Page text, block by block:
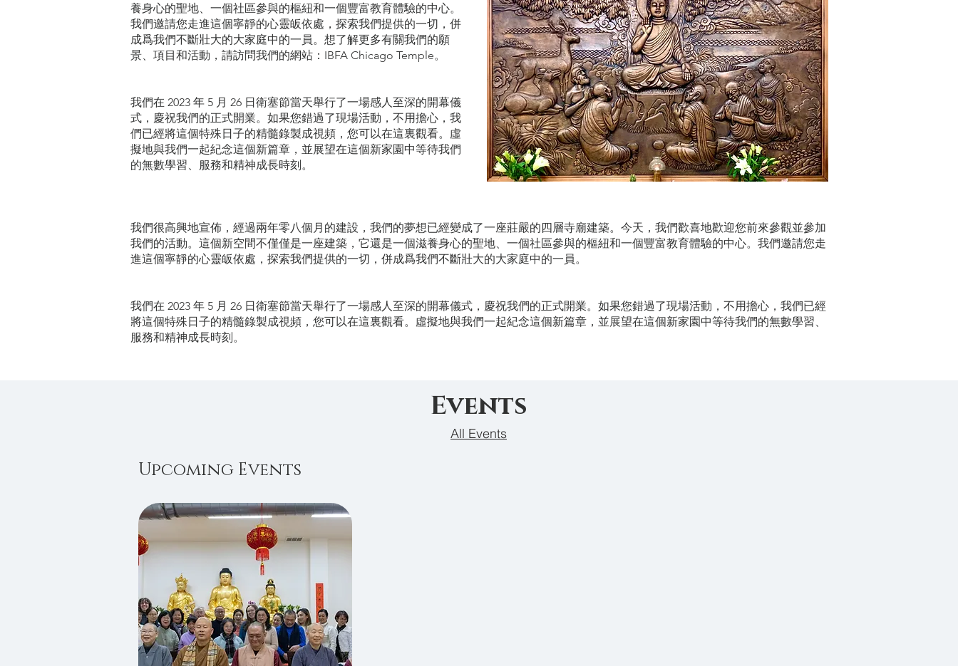
養身心的聖地、一個社區參與的樞紐和一個豐富教育體驗的中心。
我們邀請您走進這個寧靜的心靈皈依處，探索我們提供的一切，併
成爲我們不斷壯大的大家庭中的一員。想了解更多有關我們的願
景、項目和活動，請訪問我們的網站：IBFA Chicago Temple。
我們在 2023 年 5 月 26 日衛塞節當天舉行了一場感人至深的開幕儀
式，慶祝我們的正式開業。如果您錯過了現場活動，不用擔心，我
們已經將這個特殊日子的精髓錄製成視頻，您可以在這裏觀看。虛
擬地與我們一起紀念這個新篇章，並展望在這個新家園中等待我們
的無數學習、服務和精神成長時刻。
我們很高興地宣佈，經過兩年零八個月的建設，我們的夢想已經變成了一座莊嚴的四層寺廟建築。今天，我們歡喜地歡迎您前來參觀並參加
我們的活動。這個新空間不僅僅是一座建築，它還是一個滋養身心的聖地、一個社區參與的樞紐和一個豐富教育體驗的中心。我們邀請您走
進這個寧靜的心靈皈依處，探索我們提供的一切，併成爲我們不斷壯大的大家庭中的一員。
我們在 2023 年 5 月 26 日衛塞節當天舉行了一場感人至深的開幕儀式，慶祝我們的正式開業。如果您錯過了現場活動，不用擔心，我們已經
將這個特殊日子的精髓錄製成視頻，您可以在這裏觀看。虛擬地與我們一起紀念這個新篇章，並展望在這個新家園中等待我們的無數學習、
服務和精神成長時刻。
Events
All Events
Upcoming Events